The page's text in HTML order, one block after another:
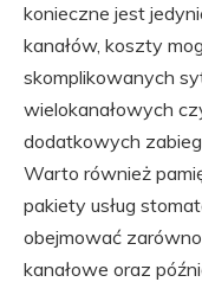
konieczne jest
kanałów, koszty
skomplikowanych
wielokanałowych
dodatkowych
Warto również
pakiety usług
obejmować
kanałowe oraz